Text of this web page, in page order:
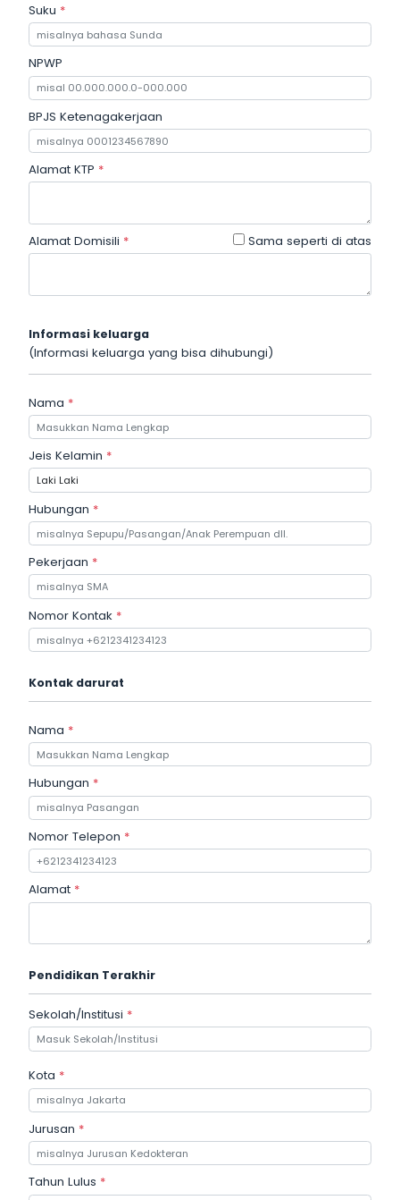
Suku *
NPWP
BPJS Ketenagakerjaan
Alamat KTP *
Alamat Domisili * Sama seperti di atas
Informasi keluarga
(Informasi keluarga yang bisa dihubungi)
Nama *
Jeis Kelamin *
Hubungan *
Pekerjaan *
Nomor Kontak *
Kontak darurat
Nama *
Hubungan *
Nomor Telepon *
Alamat *
Pendidikan Terakhir
Sekolah/Institusi *
Kota *
Jurusan *
Tahun Lulus *